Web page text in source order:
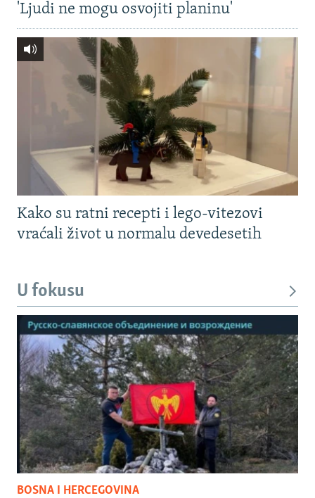
'Ljudi ne mogu osvojiti planinu'
Kako su ratni recepti i lego-vitezovi
vraćali život u normalu devedesetih
U fokusu
BOSNA I HERCEGOVINA